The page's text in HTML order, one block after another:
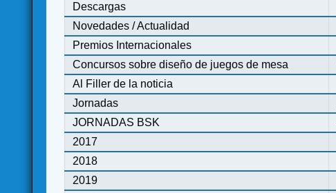
Descargas
Novedades / Actualidad
Premios Internacionales
Concursos sobre diseño de juegos de mesa
Al Filler de la noticia
Jornadas
JORNADAS BSK
2017
2018
2019